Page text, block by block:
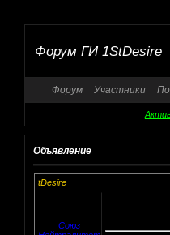
Форум ГИ 1StDesire
Форум Участники
Объявление
ГИ 1StDesire
Союз